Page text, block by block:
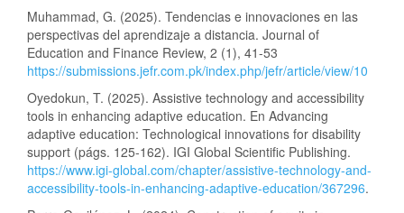
Muhammad, G. (2025). Tendencias e innovaciones en las
perspectivas del aprendizaje a distancia. Journal of
Education and Finance Review, 2 (1), 41-53
https://submissions.jefr.com.pk/index.php/jefr/article/view/10
Oyedokun, T. (2025). Assistive technology and accessibility
tools in enhancing adaptive education. En Advancing
adaptive education: Technological innovations for disability
support (págs. 125-162). IGI Global Scientific Publishing.
https://www.igi-global.com/chapter/assistive-technology-and-
accessibility-tools-in-enhancing-adaptive-education/367296.